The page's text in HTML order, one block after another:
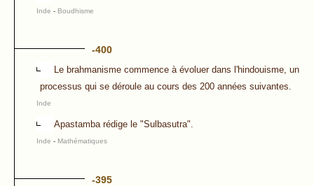
Inde - Boudhisme
-400
Le brahmanisme commence à évoluer dans l'hindouisme, un
processus qui se déroule au cours des 200 années suivantes.
Inde
Apastamba rédige le "Sulbasutra".
Inde - Mathématiques
-395